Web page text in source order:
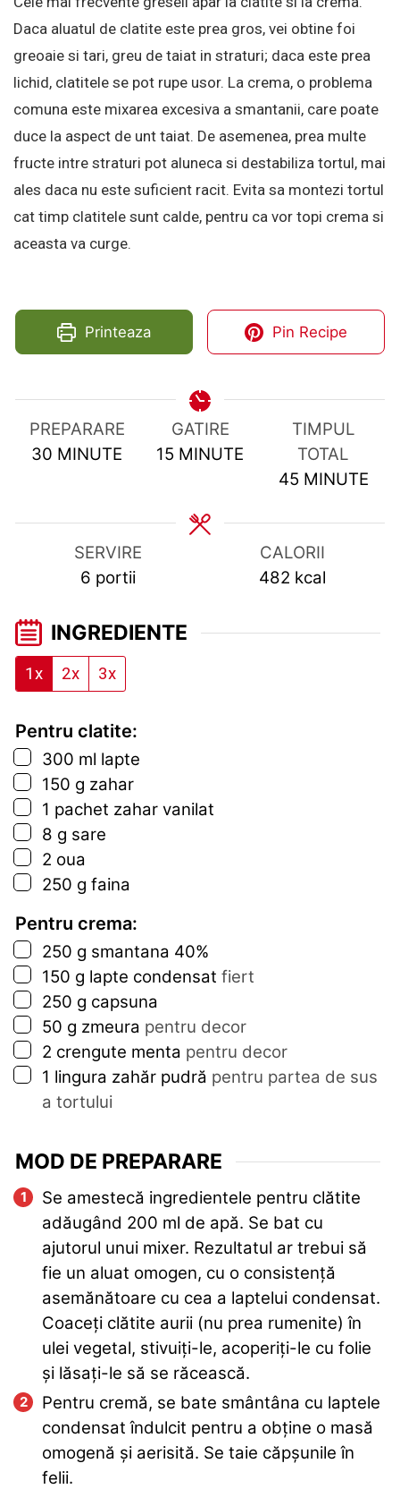
Daca aluatul de clatite este prea gros, vei obtine foi
greoaie si tari, greu de taiat in straturi; daca este prea
lichid, clatitele se pot rupe usor. La crema, o problema
comuna este mixarea excesiva a smantanii, care poate
duce la aspect de unt taiat. De asemenea, prea multe
fructe intre straturi pot aluneca si destabiliza tortul, mai
ales daca nu este suficient racit. Evita sa montezi tortul
cat timp clatitele sunt calde, pentru ca vor topi crema si
aceasta va curge.
Printeaza Pin Recipe
PREPARARE
30 MINUTES
MINUTE
GATIRE
15 MINUTES
MINUTE
TIMPUL
TOTAL
45MINUTES
MINUTE
SERVIRE
6 portii
CALORII
482 kcal
INGREDIENTE
1x 2x 3x
Pentru clatite:
▢
300 ml lapte
▢
150 g zahar
▢
1 pachet zahar vanilat
▢
8 g sare
▢
2 oua
▢
250 g faina
Pentru crema:
▢
250 g smantana 40%
▢
150 g lapte condensat fiert
▢
250 g capsuna
▢
50 g zmeura pentru decor
▢
2 crengute menta pentru decor
▢
1 lingura zahăr pudră pentru partea de sus
a tortului
MOD DE PREPARARE
Se amestecă ingredientele pentru clătite
adăugând 200 ml de apă. Se bat cu
ajutorul unui mixer. Rezultatul ar trebui să
fie un aluat omogen, cu o consistență
asemănătoare cu cea a laptelui condensat.
Coaceți clătite aurii (nu prea rumenite) în
ulei vegetal, stivuiți-le, acoperiți-le cu folie
și lăsați-le să se răcească.
Pentru cremă, se bate smântâna cu laptele
condensat îndulcit pentru a obține o masă
omogenă și aerisită. Se taie căpșunile în
felii.